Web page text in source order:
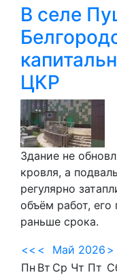
В селе
ЦКР
Здание не
кровля, а
регулярно
объём работ,
раньше срока.
<< < Май 2026 >
Пн Вт Ср Чт Пт